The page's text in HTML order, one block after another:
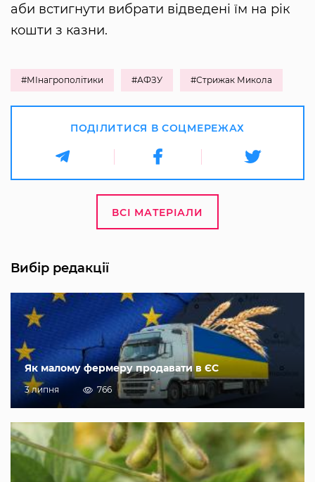
аби встигнути вибрати відведені їм на рік
кошти з казни.
#МІнагрополітики #АФЗУ #Стрижак Микола
ПОДІЛИТИСЯ В СОЦМЕРЕЖАХ
ВСІ МАТЕРІАЛИ
Вибір редакції
Як малому фермеру продавати в ЄС
3 липня 766